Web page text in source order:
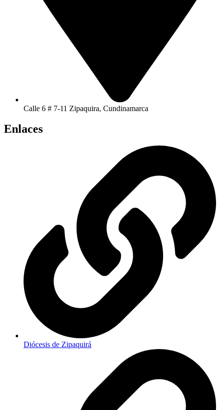
Calle 6 # 7-11 Zipaquira, Cundinamarca
Enlaces
Diócesis de Zipaquirá